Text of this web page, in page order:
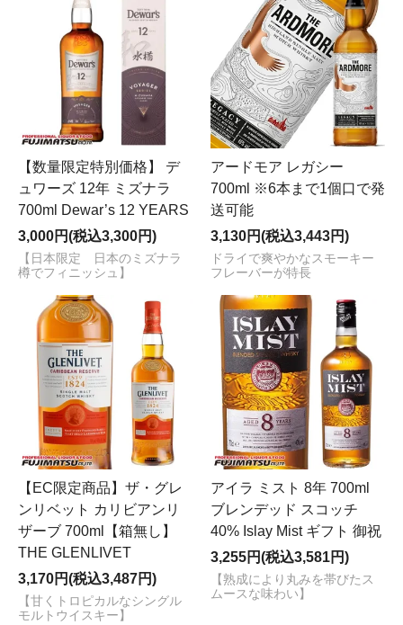
【数量限定特別価格】 デ
ュワーズ 12年 ミズナラ
700ml Dewar’s 12 YEARS
3,000円(税込3,300円)
【日本限定 日本のミズナラ
樽でフィニッシュ】
アードモア レガシー
700ml ※6本まで1個口で発
送可能
3,130円(税込3,443円)
ドライで爽やかなスモーキー
フレーバーが特長
【EC限定商品】ザ・グレ
ンリベット カリビアンリ
ザーブ 700ml【箱無し】
THE GLENLIVET
3,170円(税込3,487円)
【甘くトロピカルなシングル
モルトウイスキー】
アイラ ミスト 8年 700ml
ブレンデッド スコッチ
40% Islay Mist ギフト 御祝
3,255円(税込3,581円)
【熟成により丸みを帯びたス
ムースな味わい】